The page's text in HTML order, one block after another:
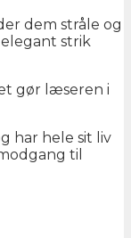
dem stråle og
strik
gør læseren i
har hele sit liv
til